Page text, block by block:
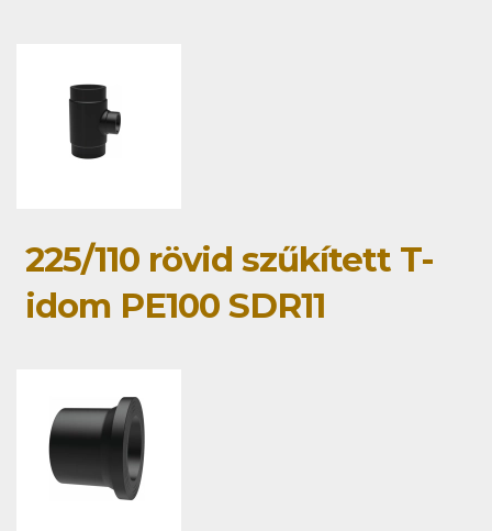
225/110 rövid szűkített T-
idom PE100 SDR11